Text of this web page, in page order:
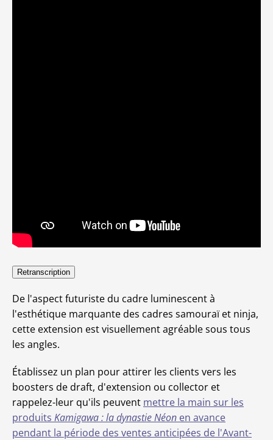
Retranscription
De l'aspect futuriste du cadre luminescent à
l'esthétique marquante des cadres samouraï et ninja,
cette extension est visuellement agréable sous tous
les angles.
Établissez un plan pour attirer les clients vers les
boosters de draft, d'extension ou collector et
rappelez-leur qu'ils peuvent mettre la main sur les
produits Kamigawa : la dynastie Néon en avance
pendant la période des ventes anticipées de l'Avant-